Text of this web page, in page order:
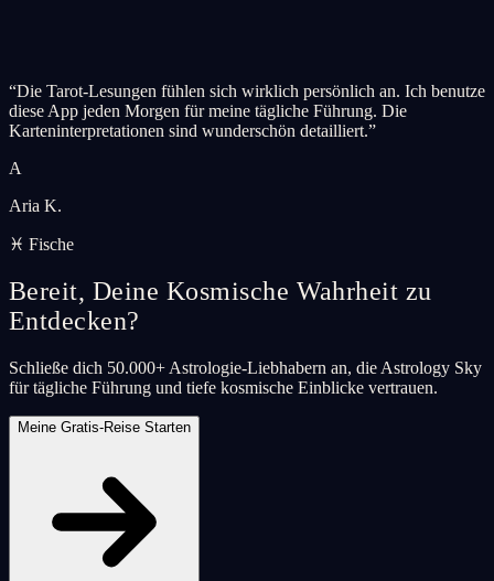
“Die Tarot-Lesungen fühlen sich wirklich persönlich an. Ich benutze
diese App jeden Morgen für meine tägliche Führung. Die
Karteninterpretationen sind wunderschön detailliert.”
A
Aria K.
♓ Fische
Bereit, Deine Kosmische Wahrheit zu
Entdecken?
Schließe dich 50.000+ Astrologie-Liebhabern an, die Astrology Sky
für tägliche Führung und tiefe kosmische Einblicke vertrauen.
Meine Gratis-Reise Starten